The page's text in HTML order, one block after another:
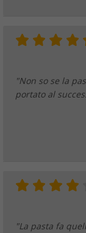
"Non so se la
portato al
"La pasta fa